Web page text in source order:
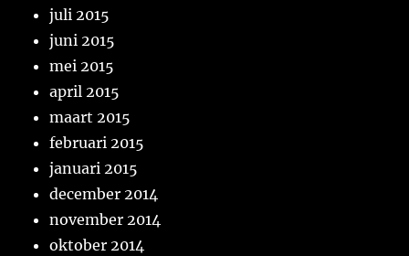
juli 2015
juni 2015
mei 2015
april 2015
maart 2015
februari 2015
januari 2015
december 2014
november 2014
oktober 2014